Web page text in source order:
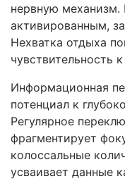
нервную механизм.
активированным,
Нехватка отдыха
чувствительность
Информационная
потенциал к
Регулярное
фрагментирует
колоссальные
усваивает данные